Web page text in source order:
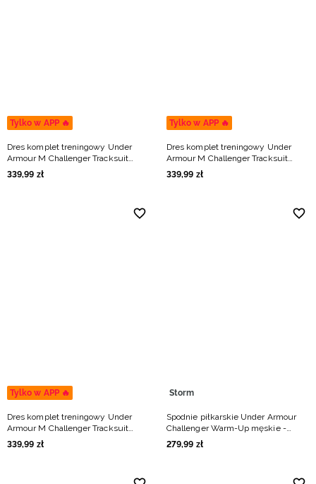
Tylko w APP 🔥
Dres komplet treningowy Under
Armour M Challenger Tracksuit
męski - szary
339,99 zł
Tylko w APP 🔥
Dres komplet treningowy Under
Armour M Challenger Tracksuit
męski - granatowy
339,99 zł
Tylko w APP 🔥
Dres komplet treningowy Under
Armour M Challenger Tracksuit
męski - zielony
339,99 zł
Storm
Spodnie piłkarskie Under Armour
Challenger Warm-Up męskie -
zielone
279,99 zł